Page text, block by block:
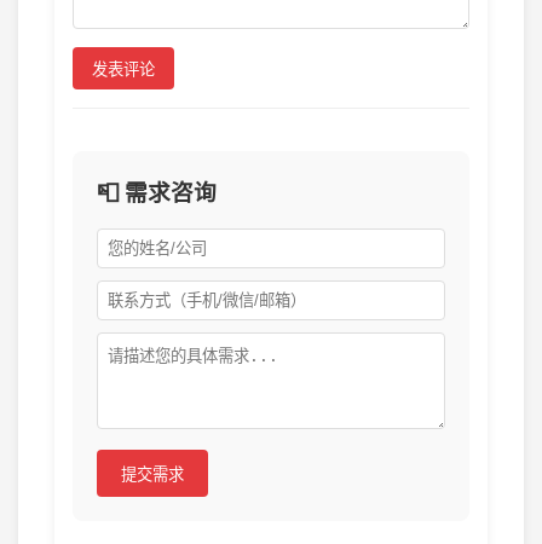
发表评论
📮 需求咨询
提交需求